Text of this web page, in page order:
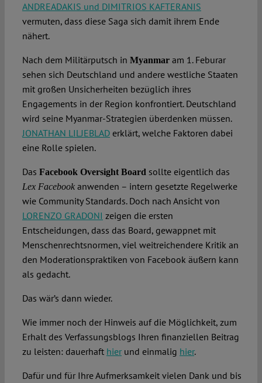
ANDREADAKIS und DIMITRIOS KAFTERANIS
vermuten, dass diese Saga sich damit ihrem Ende
nähert.
Nach dem Militärputsch in Myanmaram 1. Feburar
sehen sich Deutschland und andere westliche Staaten
mit großen Unsicherheiten bezüglich ihres
Engagements in der Region konfrontiert. Deutschland
wird seine Myanmar-Strategien überdenken müssen.
JONATHAN LILJEBLADerklärt, welche Faktoren dabei
eine Rolle spielen.
Das Facebook Oversight Boardsollte eigentlich das
Lex Facebook anwenden – intern gesetzte Regelwerke
wie Community Standards. Doch nach Ansicht von
LORENZO GRADONI zeigen die ersten
Entscheidungen, dass das Board, gewappnet mit
Menschenrechtsnormen, viel weitreichendere Kritik an
den Moderationspraktiken von Facebook äußern kann
als gedacht.
Das wär’s dann wieder.
Wie immer noch der Hinweis auf die Möglichkeit, zum
Erhalt des Verfassungsblogs Ihren finanziellen Beitrag
zu leisten: dauerhaft hierund einmalig hier.
Dafür und für Ihre Aufmerksamkeit vielen Dank und bis